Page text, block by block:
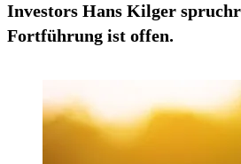
Investors Hans Kilger
Fortführung ist offen.